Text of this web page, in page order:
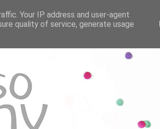
Your IP address and user-agent
quality of service, generate usage